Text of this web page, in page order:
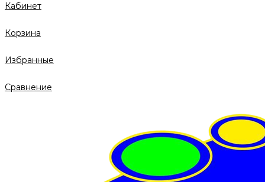
Кабинет
Корзина
Избранные
Сравнение